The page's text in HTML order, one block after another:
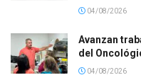
04/08/2026
Avanzan
del
04/08/2026